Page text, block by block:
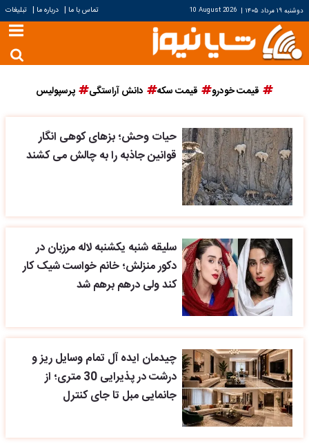
دوشنبه ۱۹ مرداد ۱۴۰۵ |
10 August 2026 تماس با ما | درباره ما | تبلیغات
قیمت خودرو قیمت سکه دانش آراستگی پرسپولیس
حیات وحش؛ بزهای کوهی انگار
قوانین جاذبه را به چالش می‌ کشند
سلیقه شنبه یکشنبه لاله مرزبان در
دکور منزلش؛ خانم خواست شیک کار
کند ولی درهم برهم شد
چیدمان ایده آل تمام وسایل ریز و
درشت در پذیرایی 30 متری؛ از
جانمایی مبل تا جای کنترل